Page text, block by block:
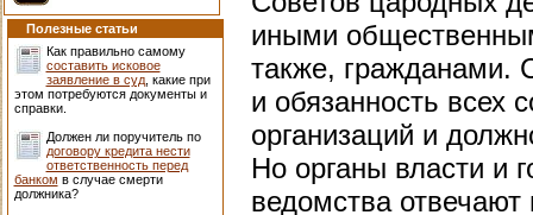
Полезные статьи
Как правильно самому
составить исковое
заявление в суд, какие при
этом потребуются документы и
справки.
Должен ли поручитель по
договору кредита нести
ответственность перед
банком в случае смерти
должника?
иными
также, гражданами.
и обязанность всех
организаций и
Но органы власти и
ведомства отвечают